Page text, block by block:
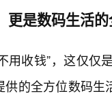
更是数码生活
用收钱”，这仅仅
的全方位数码